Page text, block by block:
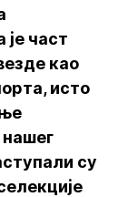
част
као
исто
нашег
су